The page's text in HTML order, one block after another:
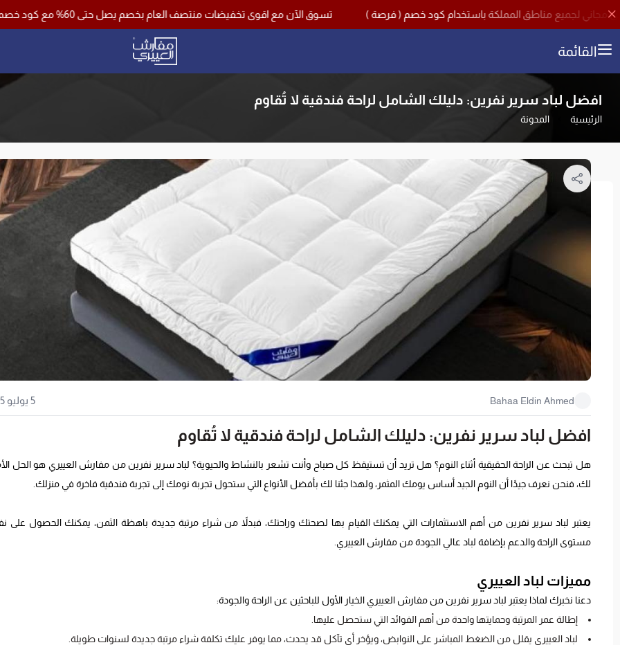
تسوق الآن مع اقوى تخفيضات منتصف العام بخصم يصل حتى 60% مع كود خصم اضافي 10% وشحن مجاني لجميع مناطق المملكة باستخدام كود خصم ( فرصة )
القائمة مفارش العييري
افضل لباد سرير نفرين: دليلك الشامل لراحة فندقية لا تُقاوم
الرئيسية المدونة
Bahaa Eldin Ahmed 5 يوليو 2025
افضل لباد سرير نفرين: دليلك الشامل لراحة فندقية لا تُقاوم
هل تبحث عن الراحة الحقيقية أثناء النوم؟ هل تريد أن تستيقظ كل صباح وأنت تشعر بالنشاط والحيوية؟ لباد سرير نفرين من مفارش العييري هو الحل
لك، فنحن نعرف جيدًا أن النوم الجيد أساس يومك المثمر، ولهذا جئنا لك بأفضل الأنواع التي ستحول تجربة نومك إلى تجربة فندقية فاخرة في منزلك.
يعتبر لباد سرير نفرين من أهم الاستثمارات التي يمكنك القيام بها لصحتك وراحتك، فبدلاً من شراء مرتبة جديدة باهظة الثمن، يمكنك الحصول على
مستوى الراحة والدعم بإضافة لباد عالي الجودة من مفارش العييري.
مميزات لباد العييري
دعنا نخبرك لماذا يعتبر لباد سرير نفرين من مفارش العييري الخيار الأول للباحثين عن الراحة والجودة:
إطالة عمر المرتبة وحمايتها واحدة من أهم الفوائد التي ستحصل عليها.
لباد العييري يقلل من الضغط المباشر على النوابض، ويؤخر أي تآكل قد يحدث، مما يوفر عليك تكلفة شراء مرتبة جديدة لسنوات طويلة.